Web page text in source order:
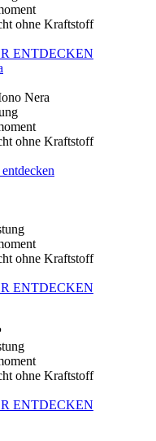
ohne Kraftstoff
ENTDECKEN
Nera
ohne Kraftstoff
ohne Kraftstoff
ENTDECKEN
ohne Kraftstoff
ENTDECKEN